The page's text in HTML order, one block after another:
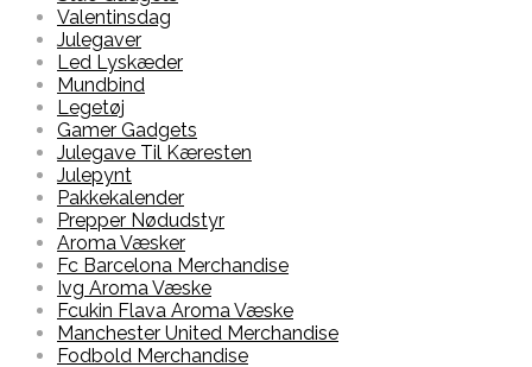
Valentinsdag
Julegaver
Led Lyskæder
Mundbind
Legetøj
Gamer Gadgets
Julegave Til Kæresten
Julepynt
Pakkekalender
Prepper Nødudstyr
Aroma Væsker
Fc Barcelona Merchandise
Ivg Aroma Væske
Fcukin Flava Aroma Væske
Manchester United Merchandise
Fodbold Merchandise